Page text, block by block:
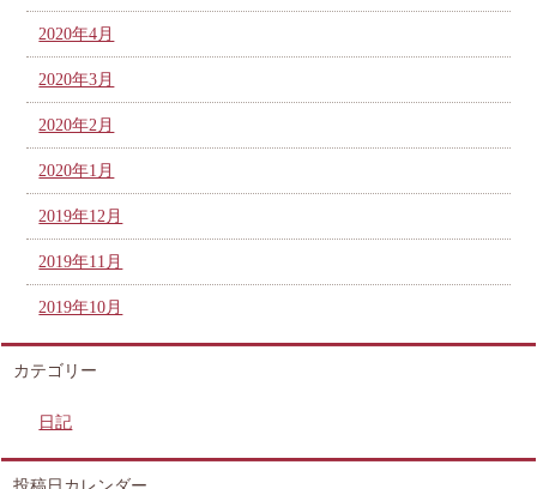
2020年4月
2020年3月
2020年2月
2020年1月
2019年12月
2019年11月
2019年10月
カテゴリー
日記